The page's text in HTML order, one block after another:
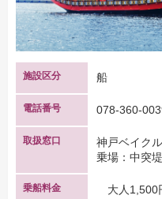
施設区分 船
電話番号 078-360-
取扱窓口
神戸ベイク
乗場：中突
乗船料金
大人1,500